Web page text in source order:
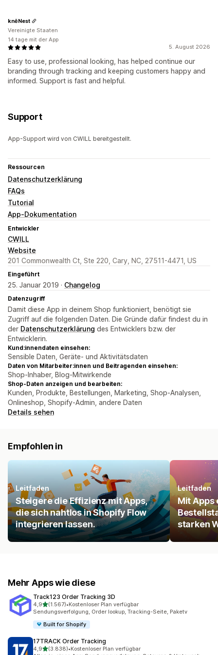
5. August 2026
Easy to use, professional looking, has helped continue our
branding through tracking and keeping customers happy and
informed. Support is fast and helpful.
knēNest
Vereinigte Staaten
14 tage mit der App
Support
App-Support wird von CWILL bereitgestellt.
Ressourcen
Datenschutzerklärung
FAQs
Tutorial
App-Dokumentation
Entwickler
CWILL
Website
201 Commonwealth Ct, Ste 220, Cary, NC, 27511-4471, US
Eingeführt
25. Januar 2019 · Changelog
Datenzugriff
Damit diese App in deinem Shop funktioniert, benötigt sie
Zugriff auf die folgenden Daten. Die Gründe dafür findest du in
der Datenschutzerklärung des Entwicklers bzw. der
Entwicklerin.
Kund:innendaten einsehen:
Sensible Daten, Geräte- und Aktivitätsdaten
Daten von Mitarbeiter:innen und Beitragenden einsehen:
Shop-Inhaber, Blog-Mitwirkende
Shop-Daten anzeigen und bearbeiten:
Kunden, Produkte, Bestellungen, Marketing, Shop-Analysen,
Onlineshop, Shopify-Admin, andere Daten
Details sehen
Empfohlen in
Leitfaden
Steigere die Effizienz mit Apps,
die sich nahtlos in Shopify Flow
integrieren lassen.
Leitfaden
Mit Apps
starken
Mehr Apps wie diese
Track123 Order Tracking 3D
4,9von 5 Sternen
(1.567)
1567 Rezensionen insgesamt
•Kostenloser Plan verfügbar
Sendungsverfolgung, Order lookup, Tracking-Seite, Paketv
Built for Shopify
17TRACK Order Tracking
4,9von 5 Sternen
(3.838)
3838 Rezensionen insgesamt
•Kostenloser Plan verfügbar